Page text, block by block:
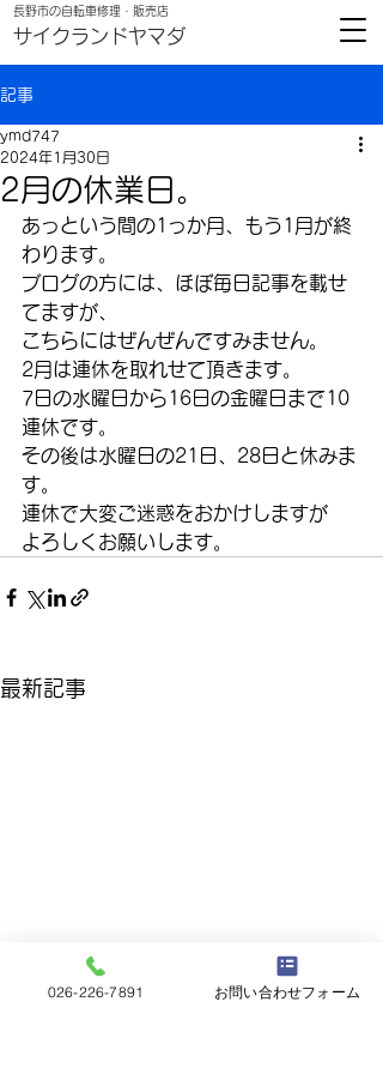
サイクランドヤマダ
​長野市の自転車修理・販売店
記事
2月の休業日。
ymd747
2024年1月30日
あっという間の1っか月、もう1月が終
わります。
ブログの方には、ほぼ毎日記事を載せ
てますが、
こちらにはぜんぜんですみません。
2月は連休を取れせて頂きます。
7日の水曜日から16日の金曜日まで10
連休です。
その後は水曜日の21日、28日と休みま
す。
連休で大変ご迷惑をおかけしますが
よろしくお願いします。
最新記事
026-226-7891 お問い合わせフォーム